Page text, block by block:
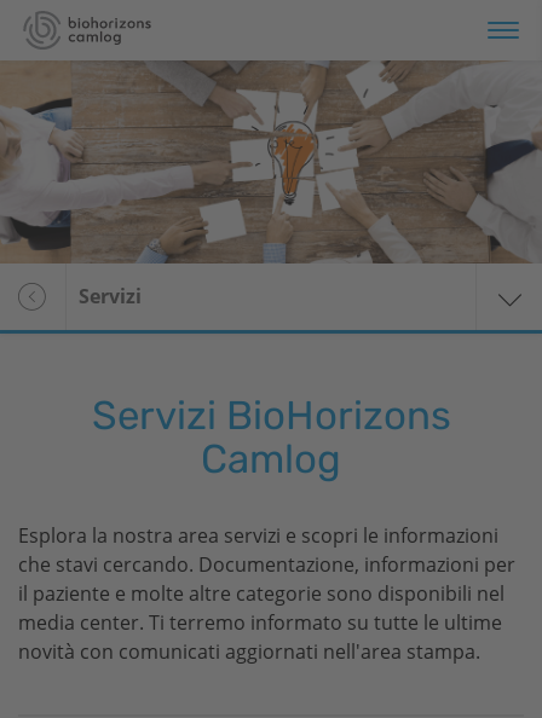
Portfolio
Formazione
Servizi
Servizi
Servizi BioHorizons
Camlog
Esplora la nostra area servizi e scopri le informazioni
che stavi cercando. Documentazione, informazioni per
il paziente e molte altre categorie sono disponibili nel
media center. Ti terremo informato su tutte le ultime
novità con comunicati aggiornati nell'area stampa.